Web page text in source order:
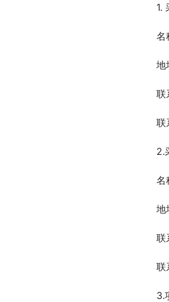
1.
名
地
联
联
2.
名
地
联
联
3.